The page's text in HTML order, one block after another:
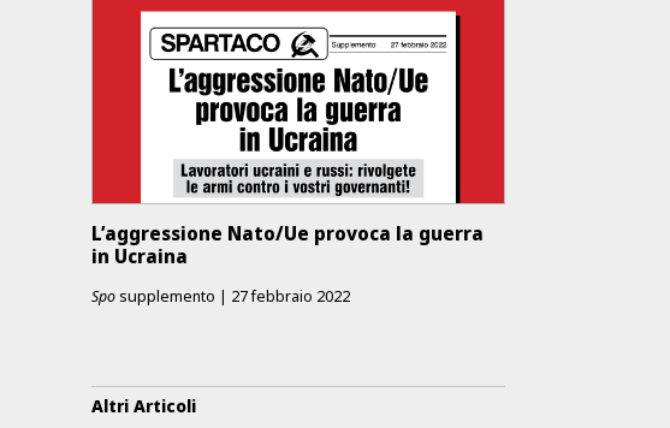
L’aggressione Nato/Ue provoca la guerra
in Ucraina
Spo supplemento | 27 febbraio 2022
Altri Articoli